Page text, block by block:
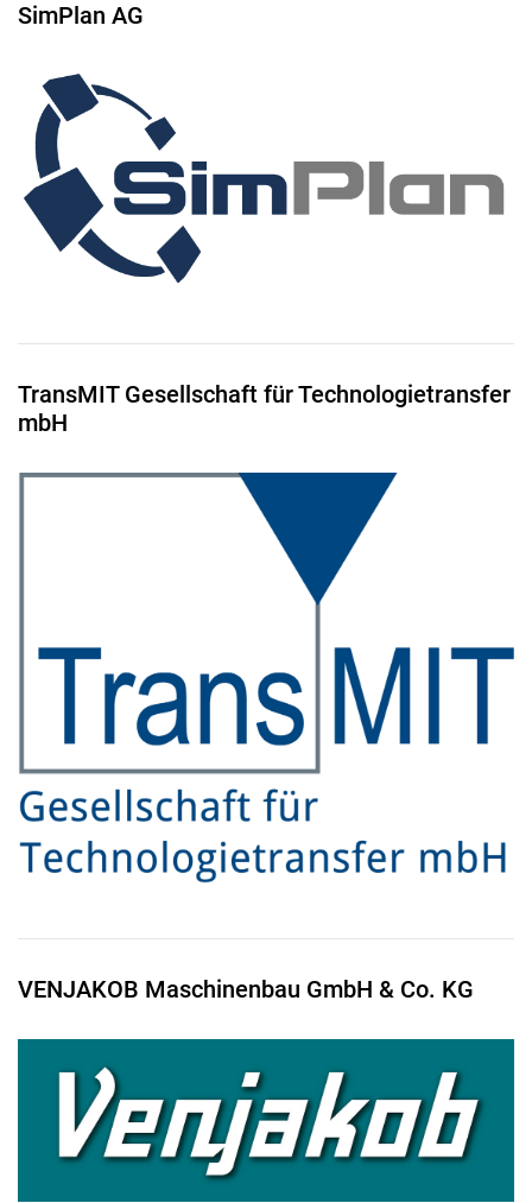
SimPlan AG
TransMIT Gesellschaft für Technologietransfer
mbH
VENJAKOB Maschinenbau GmbH & Co. KG